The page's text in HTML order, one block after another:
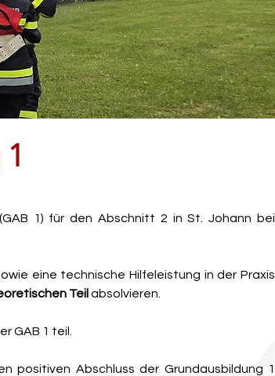
(GAB 1) für den Abschnitt 2 in St. Johann bei
eine technische Hilfeleistung in der Praxis
Teil absolvieren.
GAB 1 teil.
positiven Abschluss der Grundausbildung 1